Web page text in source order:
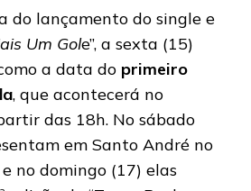
do lançamento do single e
Um Gole”, a sexta (15)
a data do primeiro
, que acontecerá no
das 18h. No sábado
em Santo André no
no domingo (17) elas